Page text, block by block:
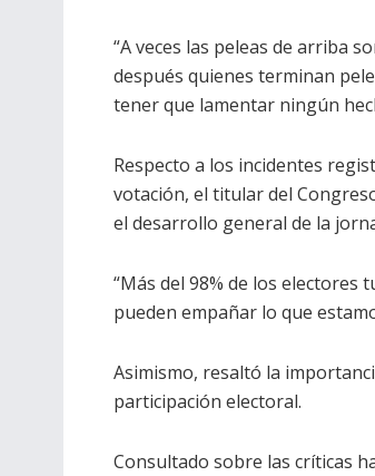
“A veces las peleas de arriba
después quienes terminan
tener que lamentar ningún
Respecto a los incidentes
votación, el titular del
el desarrollo general de la
“Más del 98% de los
pueden empañar lo que
Asimismo, resaltó la
participación electoral.
Consultado sobre las críticas